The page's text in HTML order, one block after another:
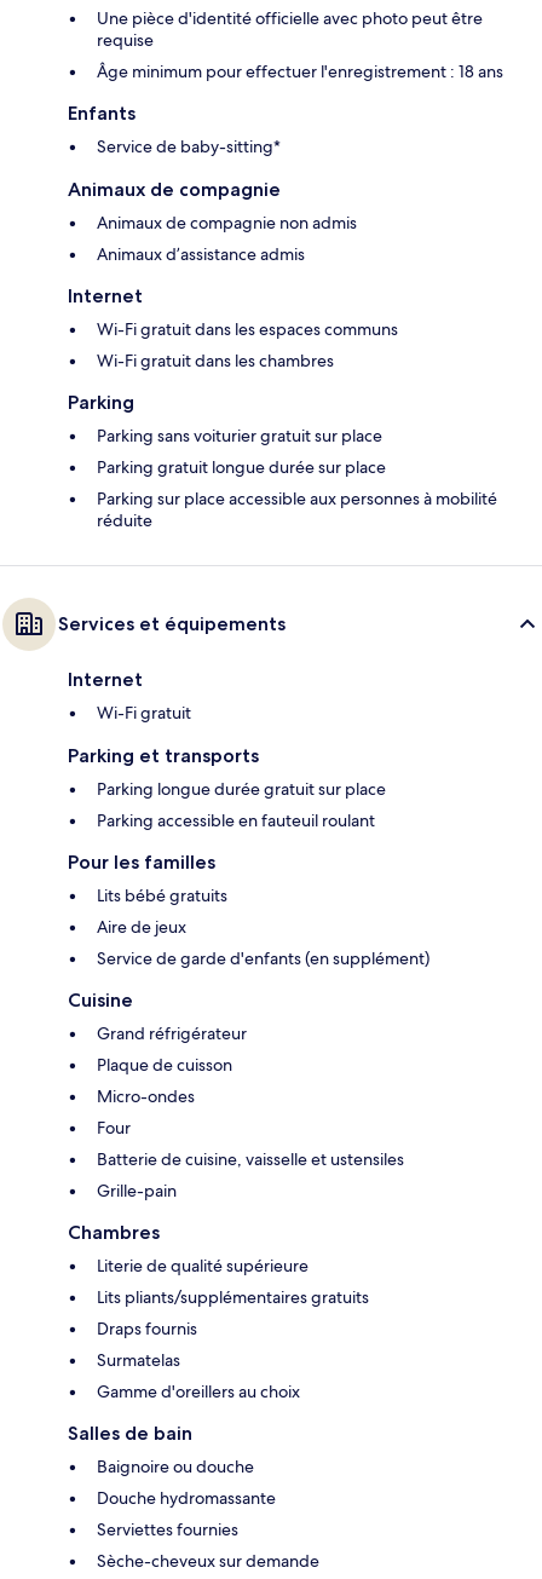
Une pièce d'identité officielle avec photo peut être
requise
Âge minimum pour effectuer l'enregistrement : 18 ans
Enfants
Service de baby-sitting*
Animaux de compagnie
Animaux de compagnie non admis
Animaux d’assistance admis
Internet
Wi-Fi gratuit dans les espaces communs
Wi-Fi gratuit dans les chambres
Parking
Parking sans voiturier gratuit sur place
Parking gratuit longue durée sur place
Parking sur place accessible aux personnes à mobilité
réduite
Services et équipements
Internet
Wi-Fi gratuit
Parking et transports
Parking longue durée gratuit sur place
Parking accessible en fauteuil roulant
Pour les familles
Lits bébé gratuits
Aire de jeux
Service de garde d'enfants (en supplément)
Cuisine
Grand réfrigérateur
Plaque de cuisson
Micro-ondes
Four
Batterie de cuisine, vaisselle et ustensiles
Grille-pain
Chambres
Literie de qualité supérieure
Lits pliants/supplémentaires gratuits
Draps fournis
Surmatelas
Gamme d'oreillers au choix
Salles de bain
Baignoire ou douche
Douche hydromassante
Serviettes fournies
Sèche-cheveux sur demande